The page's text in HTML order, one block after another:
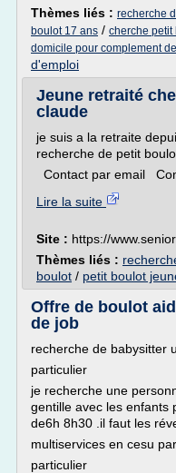
Thèmes liés : recherche
boulot 17 ans / cherche petit
domicile pour complement
d'emploi
Jeune retraité
claude
je suis a la retraite
recherche de petit
Contact par email
Lire la suite
Site : https://
Thèmes liés :
boulot / petit boulot
Offre de boulot
de job
recherche de babysitter
particulier
je recherche une
gentille avec les enfants
de6h 8h30 .il faut les
multiservices en cesu
particulier